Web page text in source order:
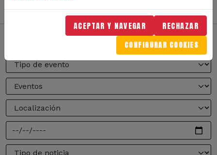
ACEPTAR Y NAVEGAR RECHAZAR
CONFIGURAR COOKIES